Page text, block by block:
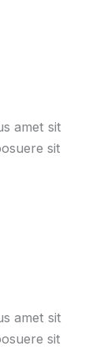
amet sit
sit
amet sit
sit